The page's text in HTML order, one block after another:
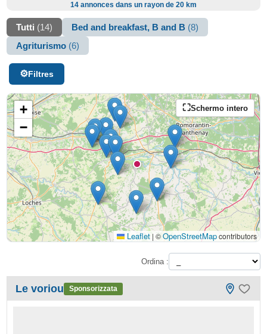
14 annonces dans un rayon de 20 km
Tutti (14) Bed and breakfast, B and B (8)
Agriturismo (6)
Filtres
Schermo intero
+
−
Leaflet | ©OpenStreetMapcontributors
Ordina :
Le voriou Sponsorizzata